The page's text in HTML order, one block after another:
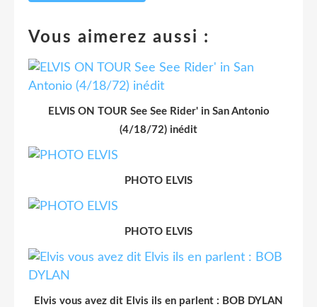
Vous aimerez aussi :
ELVIS ON TOUR See See Rider' in San Antonio
(4/18/72) inédit
PHOTO ELVIS
PHOTO ELVIS
Elvis vous avez dit Elvis ils en parlent : BOB DYLAN